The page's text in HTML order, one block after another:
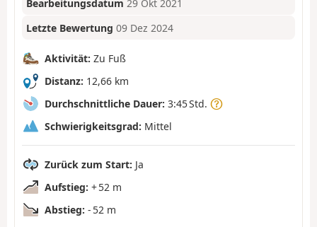
Bearbeitungsdatum 29 Okt 2021
Letzte Bewertung 09 Dez 2024
Aktivität: Zu Fuß
Distanz: 12,66 km
Durchschnittliche Dauer: 3:45 Std.
Schwierigkeitsgrad: Mittel
Zurück zum Start: Ja
Aufstieg: + 52 m
Abstieg: - 52 m